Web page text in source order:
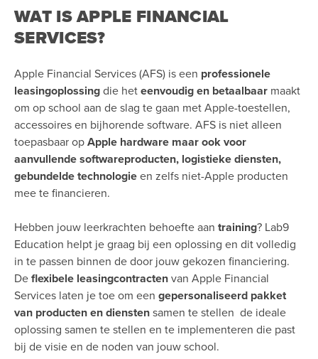
WAT IS APPLE FINANCIAL
SERVICES?
Apple Financial Services (AFS) is een professionele
leasingoplossingdie heteenvoudig en betaalbaar maakt
om op school aan de slag te gaan met Apple-toestellen,
accessoires en bijhorende software. AFS is niet alleen
toepasbaar opApple hardware maar ook voor
aanvullende softwareproducten, logistieke diensten,
gebundelde technologieen zelfs niet-Apple producten
mee te financieren.
Hebben jouw leerkrachten behoefte aan training? Lab9
Education helpt je graag bij een oplossing en dit volledig
in te passen binnen de door jouw gekozen financiering.
Deflexibele leasingcontractenvan Apple Financial
Services laten je toe om een gepersonaliseerd pakket
van producten en dienstensamen te stellen de ideale
oplossing samen te stellen en te implementeren die past
bij de visie en de noden van jouw school.